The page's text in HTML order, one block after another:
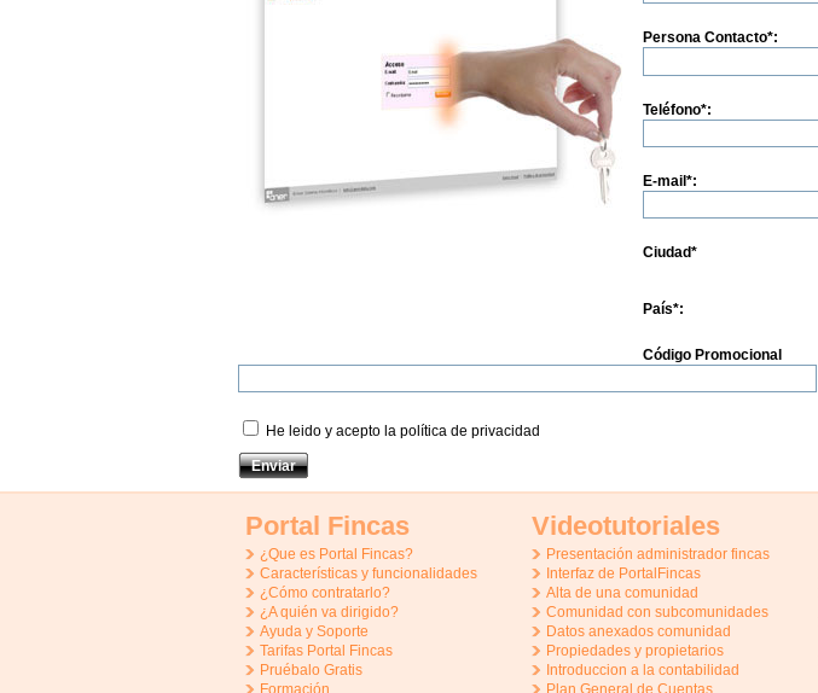
Persona Contacto*:
Teléfono*:
E-mail*:
Ciudad*
País*:
Código Promocional
He leido y acepto la política de privacidad
Portal Fincas
¿Que es Portal Fincas?
Características y funcionalidades
¿Cómo contratarlo?
¿A quién va dirigido?
Ayuda y Soporte
Tarifas Portal Fincas
Pruébalo Gratis
Formación
Videotutoriales
Presentación administrador fincas
Interfaz de PortalFincas
Alta de una comunidad
Comunidad con subcomunidades
Datos anexados comunidad
Propiedades y propietarios
Introduccion a la contabilidad
Plan General de Cuentas